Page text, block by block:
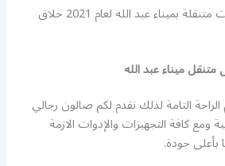
احدث صالونات متنقلة بميناء عبد الله لعام 2021 حلاق
ميناء عبد الله
التامة لذلك نقدم لكم صالون رجالي
ومع كافة التجهيزات والإدوات الازمة
بأعلى جودة.